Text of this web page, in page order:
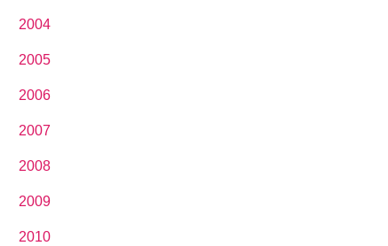
2004
2005
2006
2007
2008
2009
2010